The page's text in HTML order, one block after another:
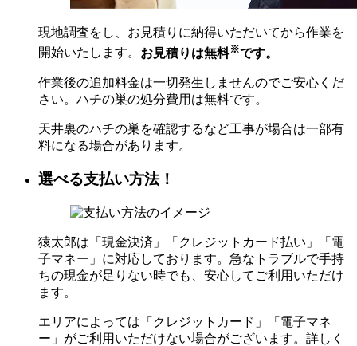
現地調査をし、お見積りに納得いただいてから作業を
開始いたします。 お見積りは無料※です。
作業後の追加料金は一切発生しませんのでご安心くだ
さい。ハチの巣の処分費用は無料です。
天井裏のハチの巣を確認するなど工事が場合は一部有
料になる場合があります。
選べる支払い方法！
猿太郎は「現金決済」「クレジットカード払い」「電
子マネー」に対応しております。急なトラブルで手持
ちの現金が足りない時でも、安心してご利用いただけ
ます。
エリアによっては「クレジットカード」「電子マネ
ー」がご利用いただけない場合がございます。詳しく